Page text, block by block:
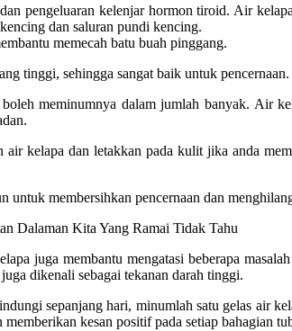
pengeluaran kelenjar hormon tiroid. Air
dan saluran pundi kencing.
memecah batu buah pinggang.
tinggi, sehingga sangat baik untuk pencernaan.
meminumnya dalam jumlah banyak. Air
air kelapa dan letakkan pada kulit jika anda
untuk membersihkan pencernaan dan
juga membantu mengatasi beberapa
dikenali sebagai tekanan darah tinggi.
sepanjang hari, minumlah satu gelas air
kesan positif pada setiap bahagian